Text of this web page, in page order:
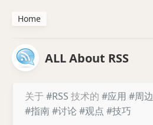
ALL About RSS
关于 #RSS 技术的 #应用 #周边
#指南#讨论 #观点 #技巧
Home